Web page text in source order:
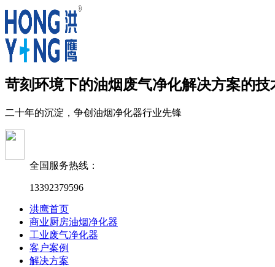
苛刻环境下的油烟废气净化解决方案的技
二十年的沉淀，争创油烟净化器行业先锋
全国服务热线：
13392379596
洪鹰首页
商业厨房油烟净化器
工业废气净化器
客户案例
解决方案